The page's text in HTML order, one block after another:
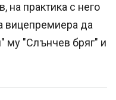
на практика с него
вицепремиера да
му "Слънчев бряг" и